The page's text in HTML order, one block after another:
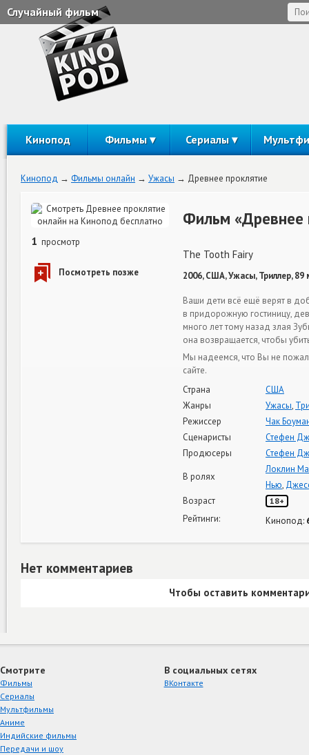
Случайный фильм
Кинопод Фильмы Сериалы
Кинопод Фильмы онлайн Ужасы Древнее проклятие
1 просмотр
Фильм «Древнее
The Tooth Fairy
2006, США, Ужасы, Триллер, 89
Ваши дети всё ещё верят в
в придорожную гостиницу,
много лет тому назад злая
она возвращается, чтобы
Мы надеемся, что Вы не
сайте.
Страна
США
Жанры
Ужасы,
Режиссер
Чак
Сценаристы
Стефен
Продюсеры
Стефен
В ролях
Локлин
Нью,
Возраст
18+
Рейтинги: Кинопод:
Нет комментариев
Чтобы оставить
Смотрите
Фильмы
Сериалы
Мультфильмы
Аниме
Индийские фильмы
Передачи и шоу
В социальных сетях
ВКонтакте